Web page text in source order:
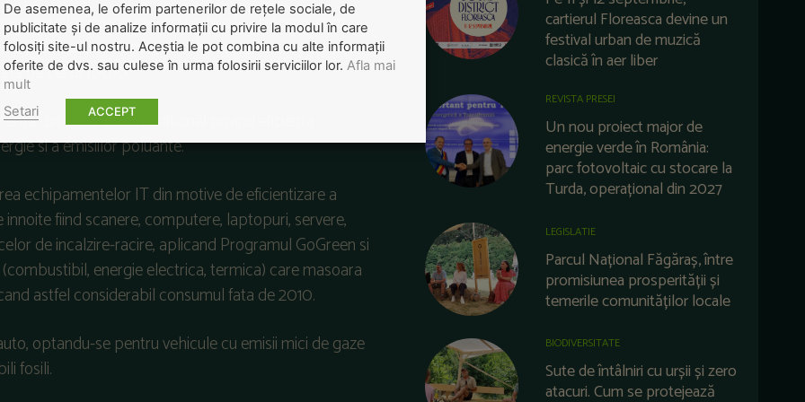
de resurse epuizabile si a relocarii unor
eficientizate (apometre, functionare corecta, fara
de cel din 2010.
un program investitional privind eficienta
si a emisiilor poluante.
echipamentelor IT din motive de eficientizare a
fiind scanere, computere, laptopuri, servere,
de incalzire-racire, aplicand Programul GoGreen si
energie electrica, termica) care masoara
astfel considerabil consumul fata de 2010.
optandu-se pentru vehicule cu emisii mici de gaze
fosili.
cartierul Floreasca devine un
festival urban de muzică
clasică în aer liber
REVISTA PRESEI
Un nou proiect major de
energie verde în România:
parc fotovoltaic cu stocare la
Turda, operațional din 2027
LEGISLATIE
Parcul Național Făgăraș, între
promisiunea prosperității și
temerile comunităților locale
BIODIVERSITATE
Sute de întâlniri cu urșii și zero
atacuri. Cum se protejează
De asemenea, le oferim partenerilor de rețele sociale, de
publicitate și de analize informații cu privire la modul în care
folosiți site-ul nostru. Aceștia le pot combina cu alte informații
oferite de dvs. sau culese în urma folosirii serviciilor lor. Afla mai
mult
Setari
ACCEPT